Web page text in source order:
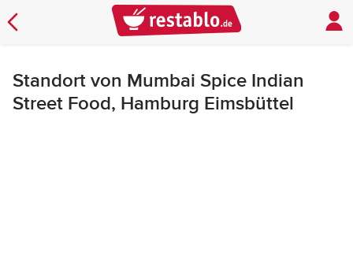
Standort von Mumbai Spice Indian
Street Food, Hamburg Eimsbüttel